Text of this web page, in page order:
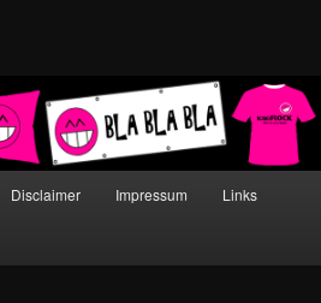
Disclaimer Impressum Links